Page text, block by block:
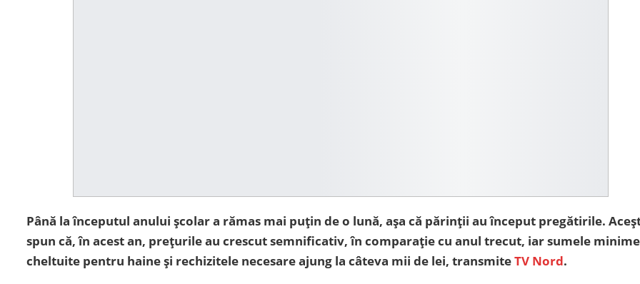
Până la începutul anului școlar a rămas mai puțin de o lună, așa că părinții au început pregătirile.
spun că, în acest an, prețurile au crescut semnificativ, în comparație cu anul trecut, iar sumele minime
cheltuite pentru haine și rechizitele necesare ajung la câteva mii de lei, transmiteTV Nord.